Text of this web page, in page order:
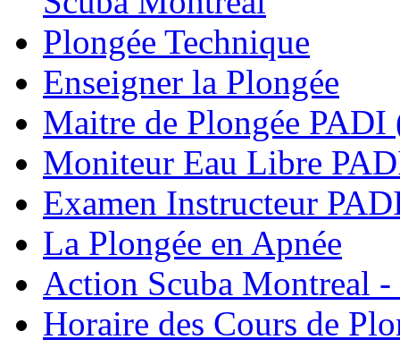
Plongée Technique
Enseigner la Plongée
Maitre de Plongée PADI
Moniteur Eau Libre
Examen Instructeur
La Plongée en Apnée
Action Scuba Montreal
Horaire des Cours de